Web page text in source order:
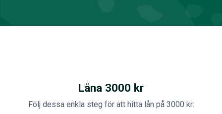
Låna 3000 kr
Följ dessa enkla steg för att hitta lån på 3000 kr: